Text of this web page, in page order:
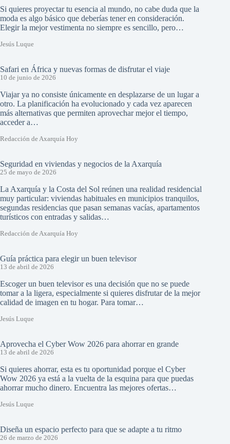
Si quieres proyectar tu esencia al mundo, no cabe duda que la
moda es algo básico que deberías tener en consideración.
Elegir la mejor vestimenta no siempre es sencillo, pero…
Jesús Luque
Safari en África y nuevas formas de disfrutar el viaje
10 de junio de 2026
Viajar ya no consiste únicamente en desplazarse de un lugar a
otro. La planificación ha evolucionado y cada vez aparecen
más alternativas que permiten aprovechar mejor el tiempo,
acceder a…
Redacción de Axarquía Hoy
Seguridad en viviendas y negocios de la Axarquía
25 de mayo de 2026
La Axarquía y la Costa del Sol reúnen una realidad residencial
muy particular: viviendas habituales en municipios tranquilos,
segundas residencias que pasan semanas vacías, apartamentos
turísticos con entradas y salidas…
Redacción de Axarquía Hoy
Guía práctica para elegir un buen televisor
13 de abril de 2026
Escoger un buen televisor es una decisión que no se puede
tomar a la ligera, especialmente si quieres disfrutar de la mejor
calidad de imagen en tu hogar. Para tomar…
Jesús Luque
Aprovecha el Cyber Wow 2026 para ahorrar en grande
13 de abril de 2026
Si quieres ahorrar, esta es tu oportunidad porque el Cyber
Wow 2026 ya está a la vuelta de la esquina para que puedas
ahorrar mucho dinero. Encuentra las mejores ofertas…
Jesús Luque
Diseña un espacio perfecto para que se adapte a tu ritmo
26 de marzo de 2026